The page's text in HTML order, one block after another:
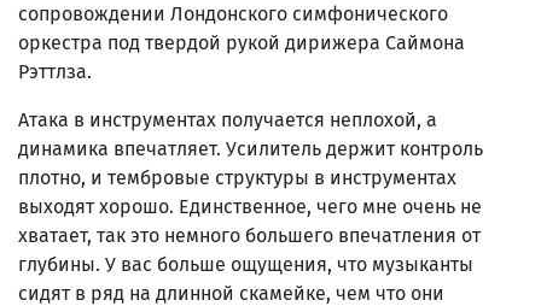
сопровождении Лондонского симфонического
оркестра под твердой рукой дирижера Саймона
Рэттлза.
Атака в инструментах получается неплохой, а
динамика впечатляет. Усилитель держит контроль
плотно, и тембровые структуры в инструментах
выходят хорошо. Единственное, чего мне очень не
хватает, так это немного большего впечатления от
глубины. У вас больше ощущения, что музыканты
сидят в ряд на длинной скамейке, чем что они